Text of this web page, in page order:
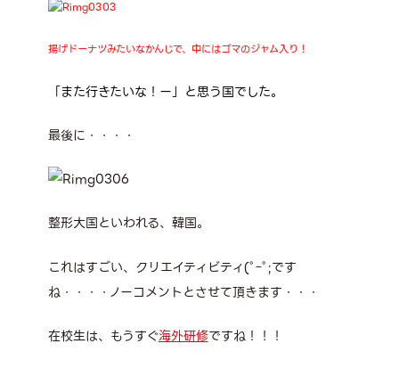
揚げドーナツみたいなかんじで、中にはゴマのジャム入り！
「また行きたいな！ー」と思う国でした。
最後に・・・・
整形大国といわれる、韓国。
これはすごい、クリエイティビティ(ﾟｰﾟ;です
ね・・・・ノーコメントとさせて頂きます・・・
在校生は、もうすぐ海外研修ですね！！！